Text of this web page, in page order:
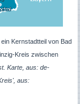
Kernstadtteil von Bad
Kreis zwischen
Karte, aus: de-
aus: